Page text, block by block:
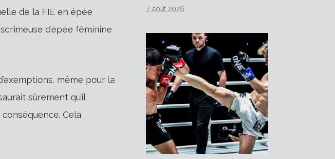
de la FIE en épée
d’épée féminine
même pour la
sûrement qu’il
Cela
7 août 2026